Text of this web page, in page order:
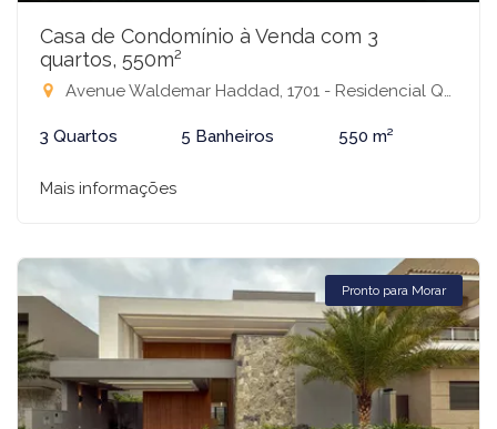
Casa de Condomínio à Venda com 3
quartos, 550m²
Avenue Waldemar Haddad, 1701 - Residencial Quinta do Golfe Jardins, São José do Rio Preto-SP
3 Quartos 5 Banheiros 550 m²
Mais informações
Pronto para Morar